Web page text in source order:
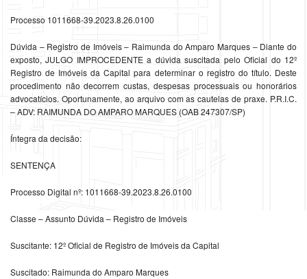
Processo 1011668-39.2023.8.26.0100
Dúvida – Registro de Imóveis – Raimunda do Amparo Marques – Diante do
exposto, JULGO IMPROCEDENTE a dúvida suscitada pelo Oficial do 12º
Registro de Imóveis da Capital para determinar o registro do título. Deste
procedimento não decorrem custas, despesas processuais ou honorários
advocatícios. Oportunamente, ao arquivo com as cautelas de praxe. P.R.I.C.
– ADV: RAIMUNDA DO AMPARO MARQUES (OAB 247307/SP)
Íntegra da decisão:
SENTENÇA
Processo Digital nº: 1011668-39.2023.8.26.0100
Classe – Assunto Dúvida – Registro de Imóveis
Suscitante: 12º Oficial de Registro de Imóveis da Capital
Suscitado: Raimunda do Amparo Marques